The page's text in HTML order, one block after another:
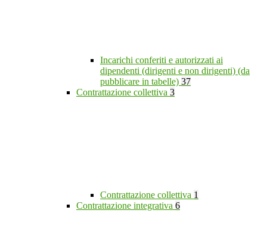
Incarichi conferiti e autorizzati ai
dipendenti (dirigenti e non dirigenti) (da
pubblicare in tabelle) 37
Contrattazione collettiva 3
Contrattazione collettiva 1
Contrattazione integrativa 6